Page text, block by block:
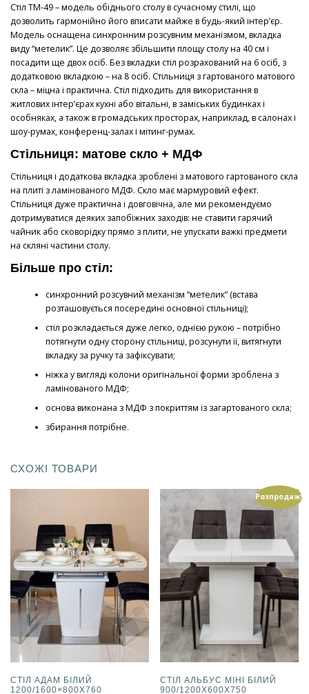
Стіл TM-49 – модель обіднього столу в сучасному стилі, що
дозволить гармонійно його вписати майже в будь-який інтер’єр.
Модель оснащена синхронним розсувним механізмом, вкладка
виду “метелик”. Це дозволяє збільшити площу столу на 40 см і
посадити ще двох осіб. Без вкладки стіл розрахований на 6 осіб, з
додатковою вкладкою – на 8 осіб. Стільниця з гартованого матового
скла – міцна і практична. Стіл підходить для використання в
житлових інтер’єрах кухні або вітальні, в заміських будинках і
особняках, а також в громадських просторах, наприклад, в салонах і
шоу-румах, конференц-залах і мітинг-румах.
Стільниця: матове скло + МДФ
Стільниця і додаткова вкладка зроблені з матового гартованого скла
на плиті з ламінованого МДФ. Скло має мармуровий ефект.
Стільниця дуже практична і довговічна, але ми рекомендуємо
дотримуватися деяких запобіжних заходів: не ставити гарячий
чайник або сковорідку прямо з плити, не упускати важкі предмети
на скляні частини столу.
Більше про стіл:
синхронний розсувний механізм “метелик” (встава
розташовується посередині основної стільниці);
стіл розкладається дуже легко, однією рукою – потрібно
потягнути одну сторону стільниці, розсунути ії, витягнути
вкладку за ручку та зафіксувати;
ніжка у вигляді колони оригінальної форми зроблена з
ламінованого МДФ;
основа виконана з МДФ з покриттям із загартованого скла;
збирання потрібне.
СХОЖІ ТОВАРИ
СТІЛ АДАМ БІЛИЙ
1200/1600×800Х760
Розпродаж!
СТІЛ АЛЬБУС МІНІ БІЛИЙ
900/1200Х600Х750